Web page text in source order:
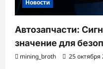
Новости
Автозапчасти:
значение для
mining_broth 25 октября